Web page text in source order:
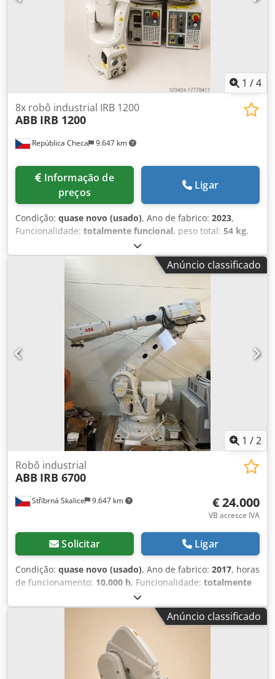
1 /4
República Checa 9.647 km
8x robô industrial IRB 1200
ABB IRB 1200
preços
Ligar
Condição: quase novo (usado), Ano de fabrico: 2023,
Funcionalidade: totalmente funcional, peso total: 54 kg,
, O ABB IRB 1200 é um robô
industrial de seis eixos, pequeno, rápido e compacto,
projetado para manipulação de materiais, montagem e
operação de máquinas. Oferece uma capacidade de carga
de 5 a 7 kg e um alcance de 0,7 ou 0,9 metros. Os robôs
são totalmente testados e estão em perfeito estado de
funcionamento. Dkjdpfx Aou Tt E Njp Dor Números de
série: 8 robôs disponíveis para venda Ano de fabricação:
2018 - 2023 Horas de operação: 2475 - 15 000 Tipo de
manipulador: 1200 7/0,7 Tipo B, 1200 5/0,9 Tipo B, 1200
5/0,9 RobotWare_6.10.2033 888-3 Dispositivo PROFINET
608-1 Zonas Mundiais 611-1 Recuperação de Trajetória
613-1 Detecção de Colisão 617-1 Interface FlexPendant
623-1 Multitarefa 996-1 Módulo de Segurança 1125-1
SafeMove Basic Calibração do Pêndulo Calibração dos
Anúncio classificado
1 /2
Stříbrná Skalice 9.647 km
Robô industrial
ABB IRB 6700
€ 24.000
VB acresce IVA
Solicitar Ligar
Condição: quase novo (usado), Ano de fabrico: 2017, horas
de funcionamento: 10.000 h, Funcionalidade: totalmente
, capacidade de carga:
3.200 mm, IRB 6700 150 kg / 3,20 m Dispomos de outros
tipos destes robots com diferentes capacidades de carga e
alcance. Fazemos a manutenção de robots, a renovação, a
venda de peças sobressalentes, a reparação de peças
sobressalentes. Djdpfxsr Uwawj Ap Dskr Estamos no
mercado há mais de 13 anos.
Anúncio classificado